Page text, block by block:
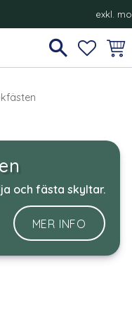
exkl.
och fästa skyltar.
MER INFO